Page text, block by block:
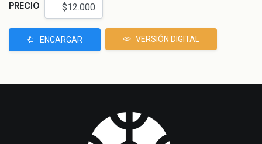
PRECIO
ENCARGAR VERSIÓN DIGITAL